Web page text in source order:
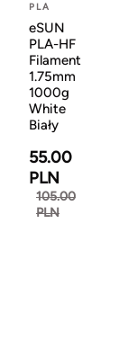
PLA
eSUN
PLA-HF
Filament
1.75mm
1000g
White
Biały
55.00
PLN
105.00
PLN